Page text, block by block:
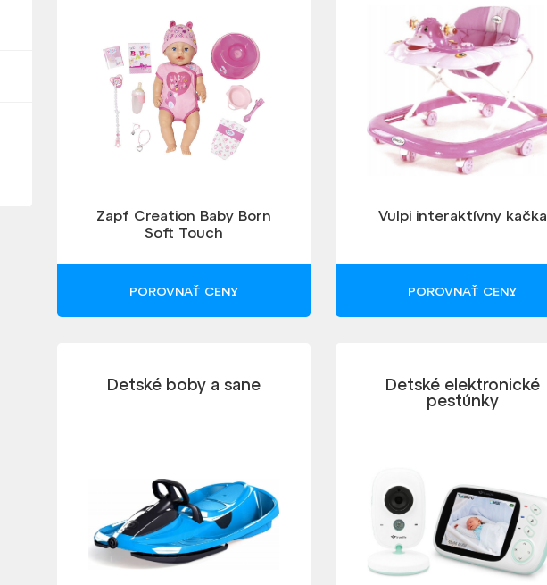
Zapf Creation Baby Born
Soft Touch
POROVNAŤ CENY
Vulpi interaktívny kačka
POROVNAŤ CENY
Detské boby a sane
Detské elektronické
pestúnky